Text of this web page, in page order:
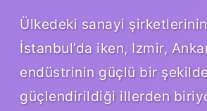
Ülkedeki sanayi
İstanbul’da iken, Izmir,
endüstrinin güçlü bir
güçlendirildiği illerden